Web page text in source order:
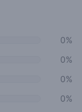
0%
0%
0%
0%